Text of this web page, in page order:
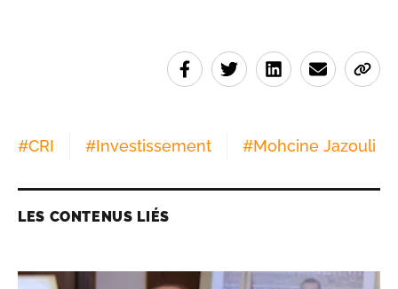
#CRI #Investissement #Mohcine Jazouli
LES CONTENUS LIÉS